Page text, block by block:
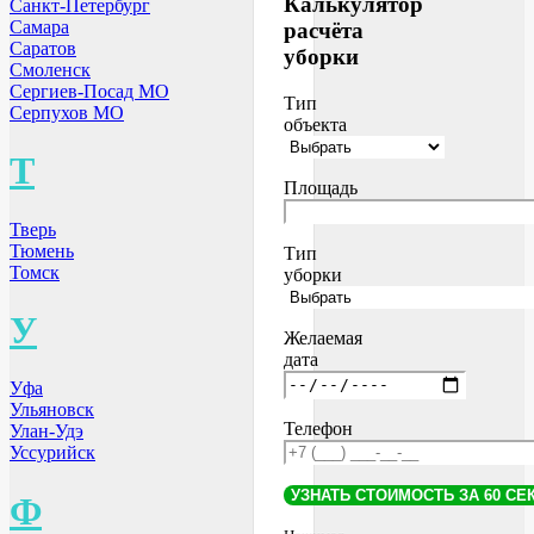
Санкт-Петербург
Самара
Саратов
Смоленск
Сергиев-Посад МО
Серпухов МО
Т
Тверь
Тюмень
Томск
У
Уфа
Ульяновск
Улан-Удэ
Уссурийск
Ф
расчёта
уборки
Тип
объекта
Площадь
Тип
уборки
Желаемая
дата
Телефон